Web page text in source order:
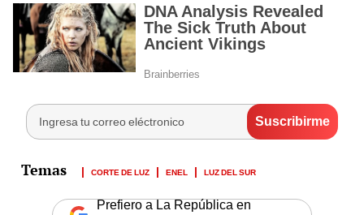
CORTE DE LUZ ENEL LUZ DEL SUR
Prefiero a La República en